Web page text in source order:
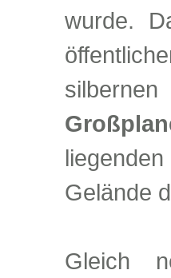
wurde.
Gelände
Gleich